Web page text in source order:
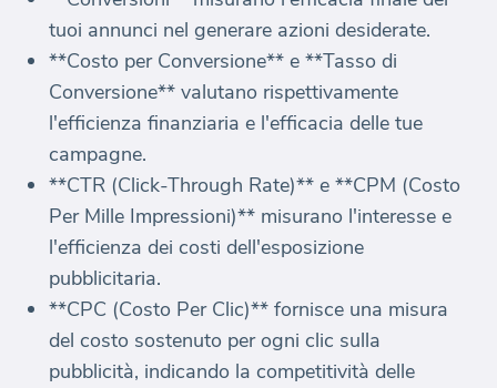
tuoi annunci nel generare azioni desiderate.
**Costo per Conversione** e **Tasso di
Conversione** valutano rispettivamente
l'efficienza finanziaria e l'efficacia delle tue
campagne.
**CTR (Click-Through Rate)** e **CPM (Costo
Per Mille Impressioni)** misurano l'interesse e
l'efficienza dei costi dell'esposizione
pubblicitaria.
**CPC (Costo Per Clic)** fornisce una misura
del costo sostenuto per ogni clic sulla
pubblicità, indicando la competitività delle